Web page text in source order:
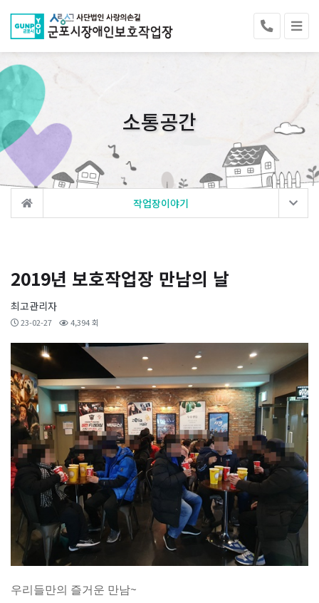
소통공간
작업장이야기
2019년 보호작업장 만남의 날
최고관리자
23-02-27 4,394 회
우리들만의 즐거운 만남~